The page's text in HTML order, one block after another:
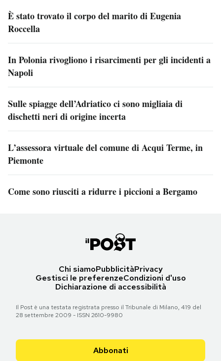
È stato trovato il corpo del marito di Eugenia
Roccella
In Polonia rivogliono i risarcimenti per gli incidenti a
Napoli
Sulle spiagge dell’Adriatico ci sono migliaia di
dischetti neri di origine incerta
L’assessora virtuale del comune di Acqui Terme, in
Piemonte
Come sono riusciti a ridurre i piccioni a Bergamo
Chi siamoPubblicitàPrivacy
Gestisci le preferenzeCondizioni d'uso
Dichiarazione di accessibilità
Il Post è una testata registrata presso il Tribunale di Milano, 419 del
28 settembre 2009 - ISSN 2610-9980
Abbonati